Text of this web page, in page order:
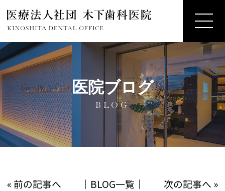
医院ブログ
BLOG
« 前の記事へ │ BLOG一覧 │ 次の記事へ »